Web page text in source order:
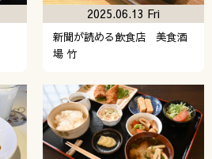
新聞が読める飲食店 美食酒
場 竹
2025.06.13 Fri